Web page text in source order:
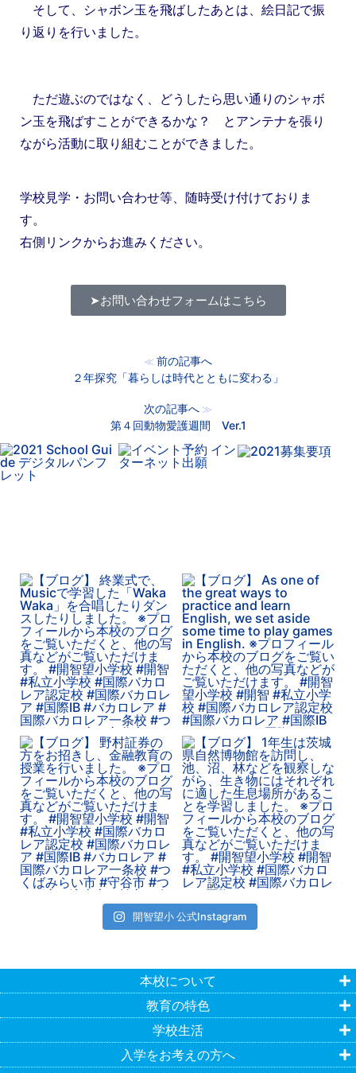
そして、シャボン玉を飛ばしたあとは、絵日記で振
り返りを行いました。
ただ遊ぶのではなく、どうしたら思い通りのシャボ
ン玉を飛ばすことができるかな？ とアンテナを張り
ながら活動に取り組むことができました。
学校見学・お問い合わせ等、随時受け付けておりま
す。
右側リンクからお進みください。
➤お問い合わせフォームはこちら
≪ 前の記事へ
２年探究「暮らしは時代とともに変わる」
次の記事へ ≫
第４回動物愛護週間 Ver.1
開智望小 公式Instagram
本校について
教育の特色
学校生活
入学をお考えの方へ